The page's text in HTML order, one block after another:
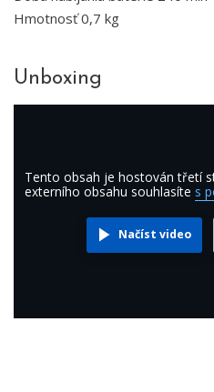
Hmotnosť 0,7 kg
Unboxing
Tento obsah je hostován třetí
externího obsahu souhlasíte s
Načíst video